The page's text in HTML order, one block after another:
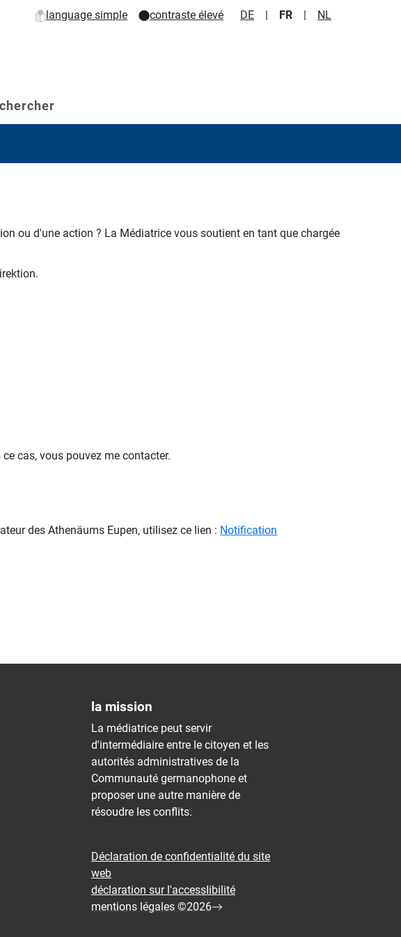
language simple contraste élevé DE | FR | NL
ou d'une action ? La Médiatrice vous soutient en tant que chargée
cas, vous pouvez me contacter.
des Athenäums Eupen, utilisez ce lien : Notification
la mission
La médiatrice peut servir
d'intermédiaire entre le citoyen et les
autorités administratives de la
Communauté germanophone et
proposer une autre manière de
résoudre les conflits.
Déclaration de confidentialité du site
web
déclaration sur l'accessIibilité
mentions légales ©2026